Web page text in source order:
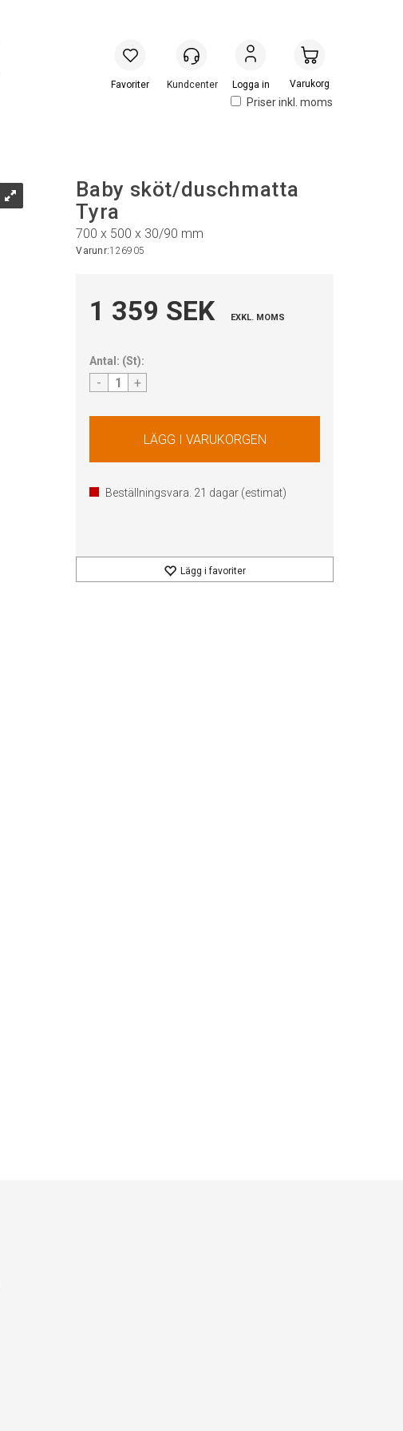
Priser inkl. moms
Logga in Handlevogn
Baby sköt/duschmatta
Tyra
700 x 500 x 30/90 mm
Varunr:126905
1 359 SEK EXKL. MOMS
Antal: (St):
- +
Beställningsvara. 21 dagar (estimat)
Lägg i favoriter